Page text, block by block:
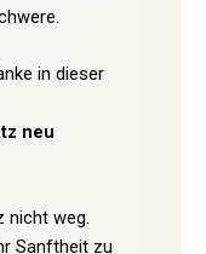
in dieser
neu
nicht weg.
Sanftheit zu